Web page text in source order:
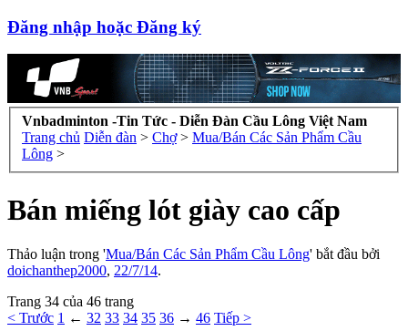
Đăng nhập hoặc Đăng ký
Vnbadminton -Tin Tức - Diễn Đàn Cầu Lông Việt Nam
Trang chủ Diễn đàn > Chợ > Mua/Bán Các Sản Phẩm Cầu
Lông >
Bán miếng lót giày cao cấp
Thảo luận trong 'Mua/Bán Các Sản Phẩm Cầu Lông' bắt đầu bởi
doichanthep2000, 22/7/14.
Trang 34 của 46 trang
< Trước 1 ← 32 33 34 35 36 → 46 Tiếp >